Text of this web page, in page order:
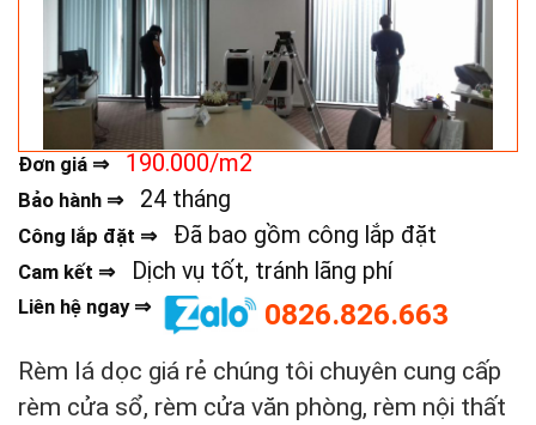
Đơn giá ⇒ 190.000/m2
Bảo hành ⇒ 24 tháng
Công lắp đặt ⇒ Đã bao gồm công lắp đặt
Cam kết ⇒ Dịch vụ tốt, tránh lãng phí
Liên hệ ngay ⇒ 0826.826.663
Rèm lá dọc giá rẻ chúng tôi chuyên cung cấp
rèm cửa sổ, rèm cửa văn phòng, rèm nội thất